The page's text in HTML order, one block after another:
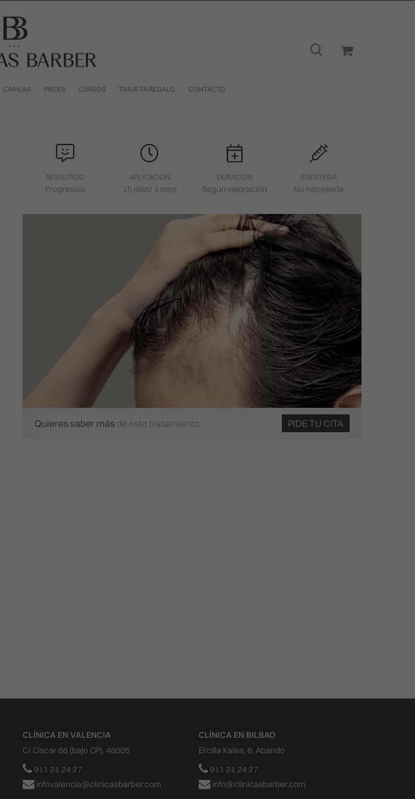
CAPILAR PACKS CURSOS TARJETA REGALO CONTACTO
RESULTADO
Progresivo
APLICACIÓN
15 días/ 1 mes
DURACIÓN
Según valoración
ANESTESIA
No necesaria
Quieres saber más de este tratamiento PIDE TU CITA
CLÍNICA EN VALENCIA
C/ Císcar 66 (bajo CP), 46005
911 21 24 27
infovalencia@clinicasbarber.com
CLÍNICA EN BILBAO
Ercilla Kalea, 6, Abando
911 21 24 27
info@clinicasbarber.com
ATENCIÓN AL PACIENTE
911 594 309
info@clinicasbarber.com
CLÍNICA EN MADRID
Joaquín Costa 24, 28006 Madrid
911 21 24 27